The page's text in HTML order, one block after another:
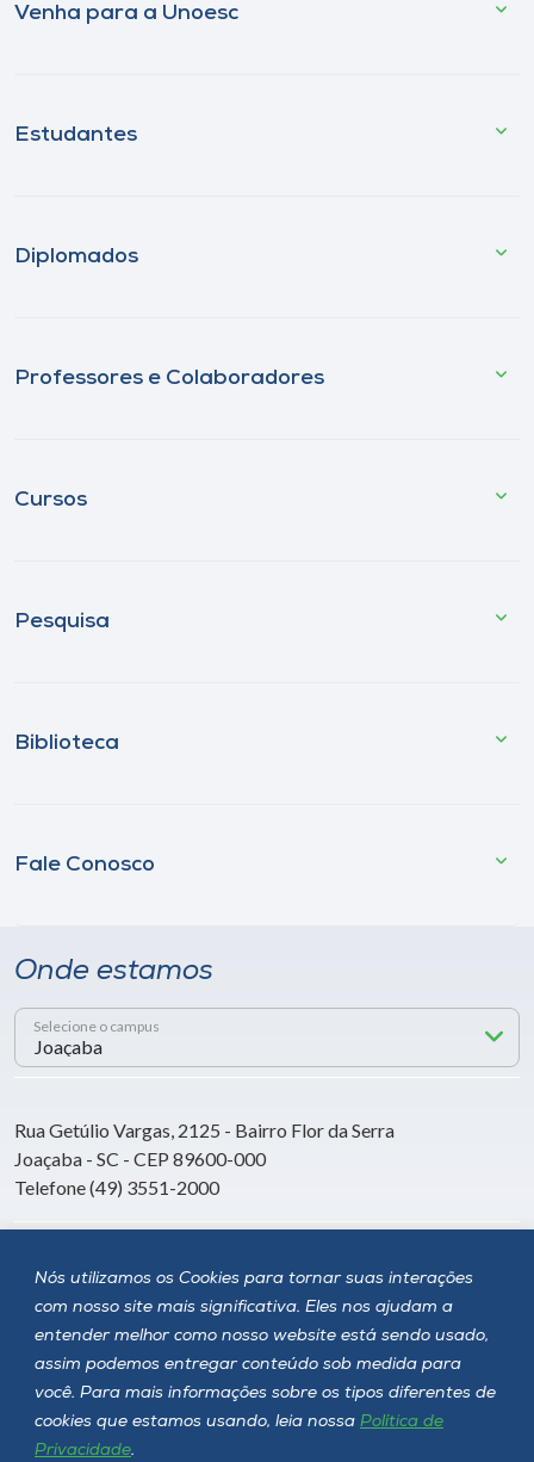
Nós utilizamos os Cookies para tornar suas interações
com nosso site mais significativa. Eles nos ajudam a
entender melhor como nosso website está sendo usado,
assim podemos entregar conteúdo sob medida para
você. Para mais informações sobre os tipos diferentes de
cookies que estamos usando, leia nossa Política de
Privacidade.
Venha para a Unoesc
Estudantes
Diplomados
Professores e Colaboradores
Cursos
Pesquisa
Biblioteca
Fale Conosco
Onde estamos
Selecione o campus
Rua Getúlio Vargas, 2125 - Bairro Flor da Serra
Joaçaba - SC - CEP 89600-000
Telefone (49) 3551-2000
Siga a Unoesc